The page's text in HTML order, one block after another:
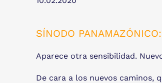
SÍNODO
Aparece otra sensibilidad.
De cara a los nuevos caminos,